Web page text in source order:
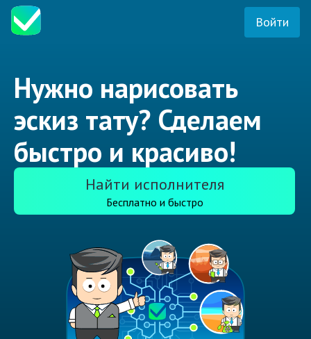
Войти
Нужно нарисовать
эскиз тату? Сделаем
быстро и красиво!
Найти исполнителя
Бесплатно и быстро